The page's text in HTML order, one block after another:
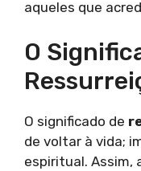
aqueles que
O
O significado de
de voltar à vida;
espiritual. Assim,